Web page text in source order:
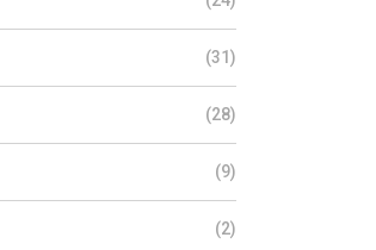
(31)
(28)
(9)
(2)